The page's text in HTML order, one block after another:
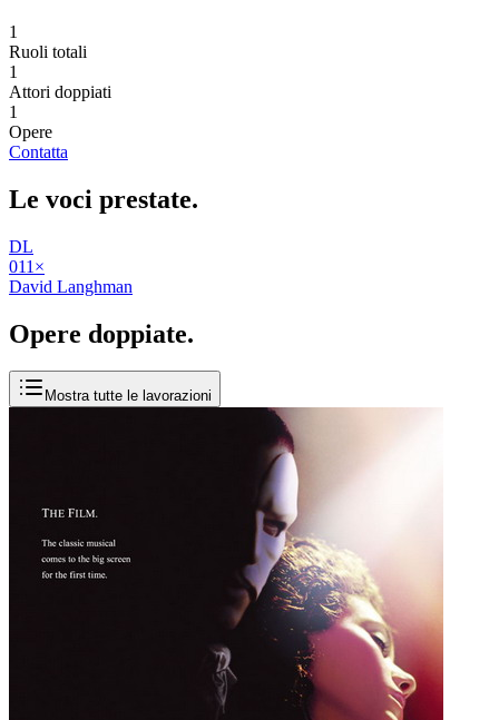
1
Ruoli totali
1
Attori doppiati
1
Opere
Contatta
Le voci prestate.
DL
011 ×
David Langhman
Opere doppiate.
Mostra tutte le lavorazioni